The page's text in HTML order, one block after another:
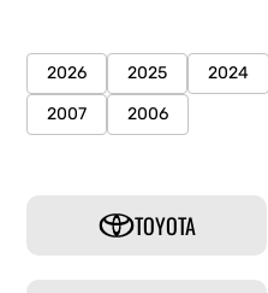
2026 2025 2024
2007
2006
TOYOTA